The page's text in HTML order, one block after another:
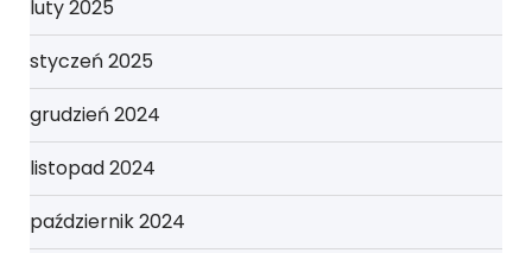
luty 2025
styczeń 2025
grudzień 2024
listopad 2024
październik 2024